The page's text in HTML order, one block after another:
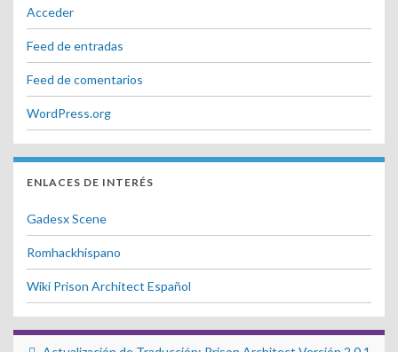
Acceder
Feed de entradas
Feed de comentarios
WordPress.org
ENLACES DE INTERÉS
Gadesx Scene
Romhackhispano
Wiki Prison Architect Español